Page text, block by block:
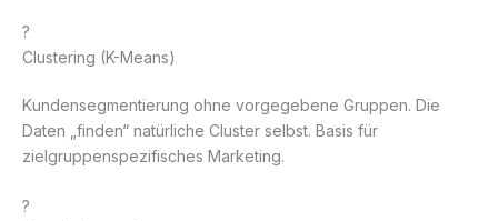
?
Clustering (K-Means)
Kundensegmentierung ohne vorgegebene Gruppen. Die
Daten „finden“ natürliche Cluster selbst. Basis für
zielgruppenspezifisches Marketing.
?